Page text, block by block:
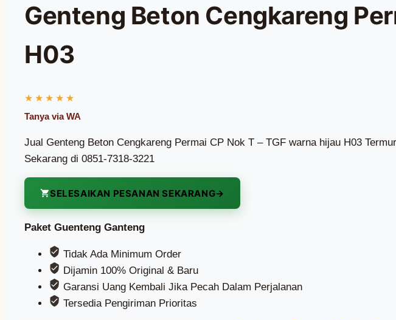
Genteng Beton Cengkareng
H03
Jual Genteng Beton Cengkareng Permai CP Nok T – TGF warna hijau H03
Sekarang di 0851-7318-3221
SELESAIKAN PESANAN SEKARANG
Paket Guenteng Ganteng
Tidak Ada Minimum Order
Dijamin 100% Original & Baru
Garansi Uang Kembali Jika Pecah Dalam Perjalanan
Tersedia Pengiriman Prioritas